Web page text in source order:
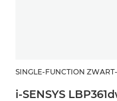
SINGLE-FUNCTION
i-SENSYS